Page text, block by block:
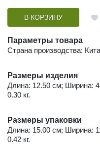
В КОРЗИНУ
Параметры товара
Страна производства:
Размеры изделия
Длина: 12.50 см; Ширина:
0.30 кг.
Размеры упаковки
Длина: 15.00 см; Ширина:
0.42 кг.